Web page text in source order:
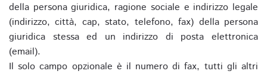
della persona giuridica, ragione sociale e indirizzo legale
(indirizzo, città, cap, stato, telefono, fax) della persona
giuridica stessa ed un indirizzo di posta elettronica
(email).
Il solo campo opzionale è il numero di fax, tutti gli altri